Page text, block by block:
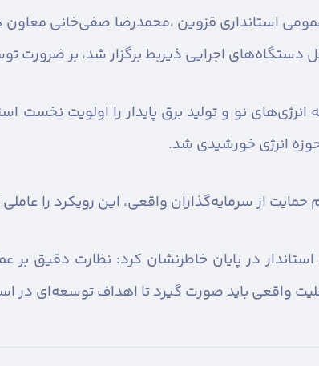
استانداری قزوین ،محمدرضا صفی‌خانی معاون
دستگاه‌های اجرایی ذیربط برگزار شد، بر ضرورت
نو و تولید برق پایدار را اولویت
انرژی خورشیدی شد.
حمایت از سرمایه‌گذاران واقعی، این رویکرد را
در پایان خاطرنشان کرد: نظارت دقیق بر
واقعی باید صورت گیرد تا اهداف توسعه‌ای